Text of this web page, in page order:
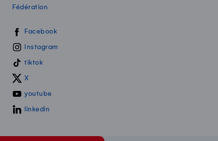
Fédération
Swissmilk sur les réseaux sociaux
Facebook
Instagram
tiktok
X
youtube
linkedin